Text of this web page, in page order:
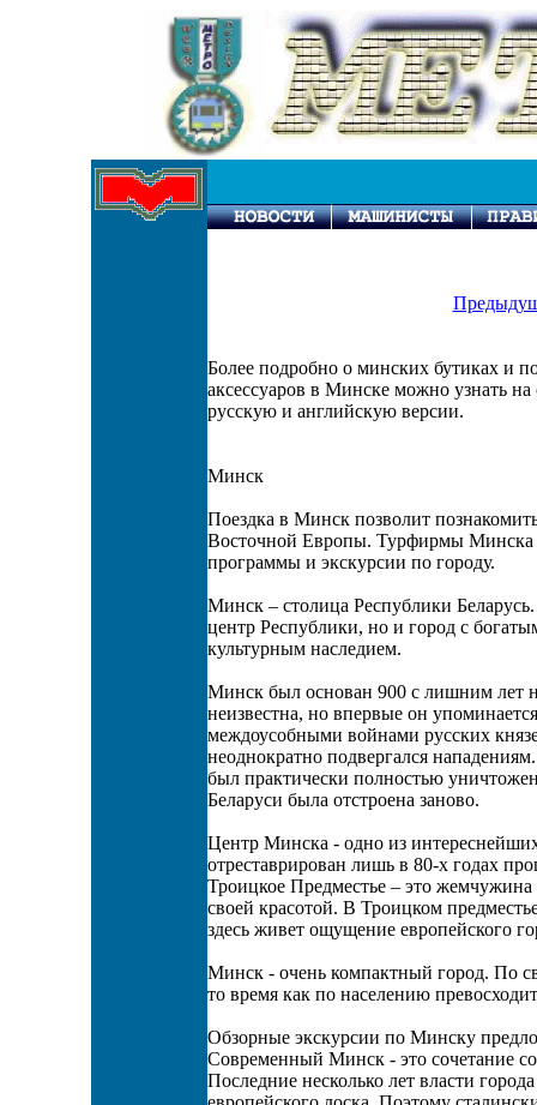
Более подробно о минских бутиках и
аксессуаров в Минске можно узнать
русскую и английскую версии.
Минск
Поездка в Минск позволит
Восточной Европы. Турфирмы Минска
программы и экскурсии по городу.
Минск – столица Республики
центр Республики, но и город с
культурным наследием.
Минск был основан 900 с лишним лет
неизвестна, но впервые он
междоусобными войнами русских
неоднократно подвергался
был практически полностью
Беларуси была отстроена заново.
Центр Минска - одно из
отреставрирован лишь в 80-х годах
Троицкое Предместье – это
своей красотой. В Троицком
здесь живет ощущение европейского
Минск - очень компактный город. По
то время как по населению
Обзорные экскурсии по Минску
Современный Минск - это сочетание
Последние несколько лет власти